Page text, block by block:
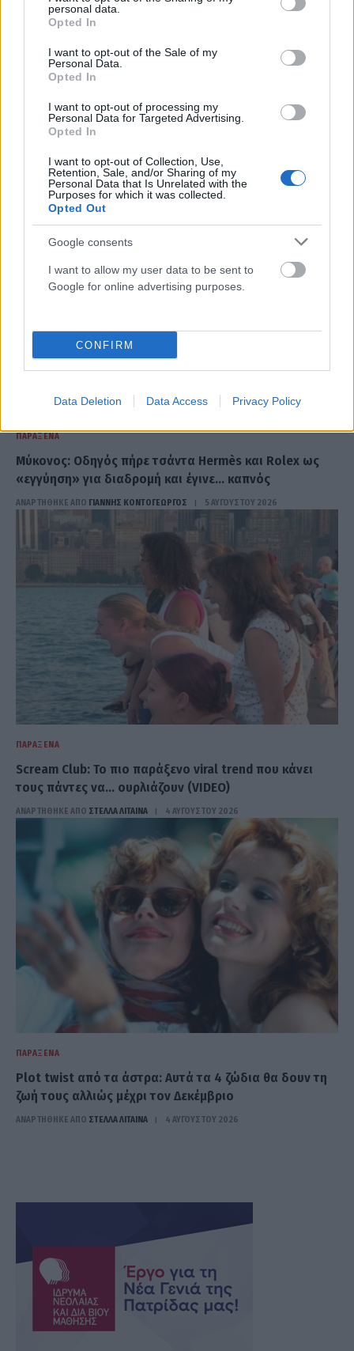
grant or deny consent to Google and its third-party tags to
use your data for below specified purposes in below Google
consent section.
personal data.
Opted In
I want to opt-out of the Sale of my
Personal Data.
Opted In
I want to opt-out of processing my
Personal Data for Targeted Advertising.
Opted In
I want to opt-out of Collection, Use,
Retention, Sale, and/or Sharing of my
Personal Data that Is Unrelated with the
Purposes for which it was collected.
Opted Out
Google consents
I want to allow my user data to be sent to
Google for online advertising purposes.
CONFIRM
Data Deletion Data Access Privacy Policy
ΠΑΡΆΞΕΝΑ
Σαρώνει το διαδίκτυο η προσπέραση 4 αυτοκινήτων
(video)
ΑΝΑΡΤΗΘΗΚΕ ΑΠΟΓΙΆΝΝΗΣ ΚΟΝΤΟΓΕΏΡΓΟΣ 5 ΑΥΓΟΎΣΤΟΥ 2026
ΠΑΡΆΞΕΝΑ
Μύκονος: Οδηγός πήρε τσάντα Hermès και Rolex ως
«εγγύηση» για διαδρομή και έγινε… καπνός
ΑΝΑΡΤΗΘΗΚΕ ΑΠΟ ΓΙΆΝΝΗΣ ΚΟΝΤΟΓΕΏΡΓΟΣ 5 ΑΥΓΟΎΣΤΟΥ 2026
ΠΑΡΆΞΕΝΑ
Scream Club: Το πιο παράξενο viral trend που κάνει
τους πάντες να… ουρλιάζουν (VIDEO)
ΑΝΑΡΤΗΘΗΚΕ ΑΠΟ ΣΤΈΛΛΑ ΛΊΤΑΙΝΑ 4 ΑΥΓΟΎΣΤΟΥ 2026
ΠΑΡΆΞΕΝΑ
Plot twist από τα άστρα: Αυτά τα 4 ζώδια θα δουν τη
ζωή τους αλλιώς μέχρι τον Δεκέμβριο
ΑΝΑΡΤΗΘΗΚΕ ΑΠΟ ΣΤΈΛΛΑ ΛΊΤΑΙΝΑ 4 ΑΥΓΟΎΣΤΟΥ 2026